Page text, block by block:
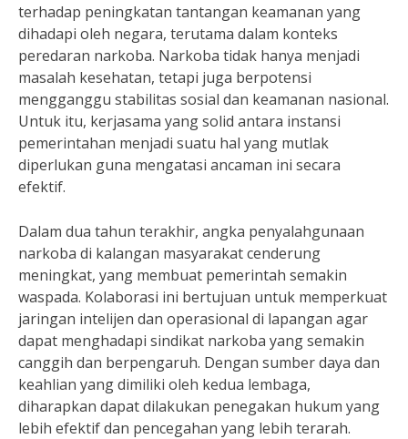
terhadap peningkatan tantangan keamanan yang
dihadapi oleh negara, terutama dalam konteks
peredaran narkoba. Narkoba tidak hanya menjadi
masalah kesehatan, tetapi juga berpotensi
mengganggu stabilitas sosial dan keamanan nasional.
Untuk itu, kerjasama yang solid antara instansi
pemerintahan menjadi suatu hal yang mutlak
diperlukan guna mengatasi ancaman ini secara
efektif.
Dalam dua tahun terakhir, angka penyalahgunaan
narkoba di kalangan masyarakat cenderung
meningkat, yang membuat pemerintah semakin
waspada. Kolaborasi ini bertujuan untuk memperkuat
jaringan intelijen dan operasional di lapangan agar
dapat menghadapi sindikat narkoba yang semakin
canggih dan berpengaruh. Dengan sumber daya dan
keahlian yang dimiliki oleh kedua lembaga,
diharapkan dapat dilakukan penegakan hukum yang
lebih efektif dan pencegahan yang lebih terarah.